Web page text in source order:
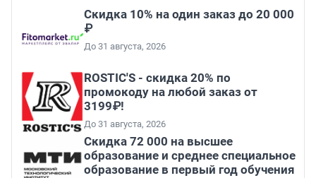
Скидка 10% на один заказ до 20 000
₽
До 31 августа, 2026
ROSTIC'S - скидка 20% по
промокоду на любой заказ от
3199₽!
До 31 августа, 2026
Скидка 72 000 на высшее
образование и среднее специальное
образование в первый год обучения